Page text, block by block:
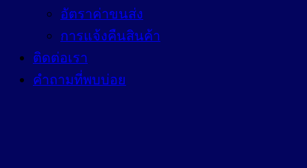
อัตราค่าขนส่ง
การแจ้งคืนสินค้า
ติดต่อเรา
คำถามที่พบบ่อย